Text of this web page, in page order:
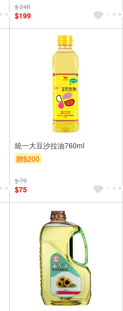
$ 248
$199
統一大豆沙拉油760ml
贈$200
$ 79
$75